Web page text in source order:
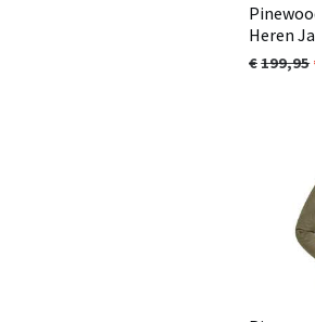
Heren
199,95